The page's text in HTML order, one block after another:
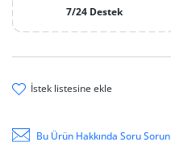
7/24 Destek
i̇stek li̇stesi̇ne ekle
Bu Ürün Hakkında Soru Sorun